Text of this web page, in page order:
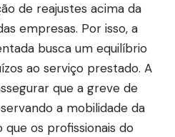
de reajustes acima da
empresas. Por isso, a
busca um equilíbrio
ao serviço prestado. A
que a greve de
a mobilidade da
os profissionais do